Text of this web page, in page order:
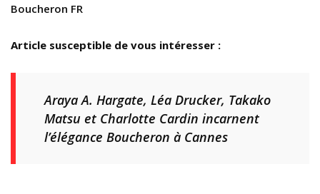
Boucheron FR
Article susceptible de vous intéresser :
Araya A. Hargate, Léa Drucker, Takako
Matsu et Charlotte Cardin incarnent
l’élégance Boucheron à Cannes